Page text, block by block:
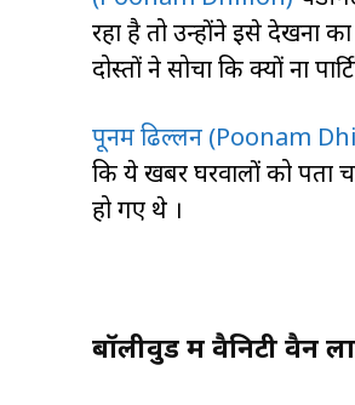
रहा है तो उन्होंने इसे देखना
दोस्तों ने सोचा कि क्यों ना
पूनम ढिल्लन (Poonam
कि ये खबर घरवालों को पता
हो गए थे ।
बॉलीवुड में वैनिटी वैन